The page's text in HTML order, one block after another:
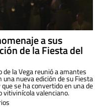
a sus
de la Fiesta del
de la Vega reunió a amantes
nueva edición de su Fiesta
se ha convertido en una de
vitivinícola valenciano.